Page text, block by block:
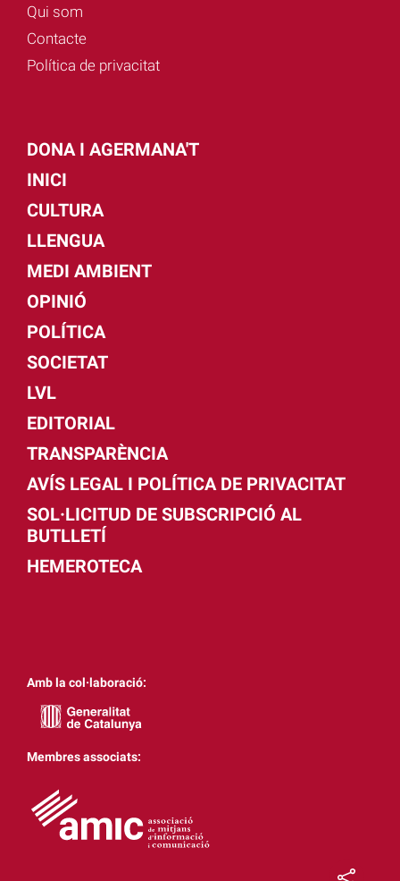
Qui som
Contacte
Política de privacitat
DONA I AGERMANA'T
INICI
CULTURA
LLENGUA
MEDI AMBIENT
OPINIÓ
POLÍTICA
SOCIETAT
LVL
EDITORIAL
TRANSPARÈNCIA
AVÍS LEGAL I POLÍTICA DE PRIVACITAT
SOL·LICITUD DE SUBSCRIPCIÓ AL
BUTLLETÍ
HEMEROTECA
Amb la col·laboració:
Membres associats: